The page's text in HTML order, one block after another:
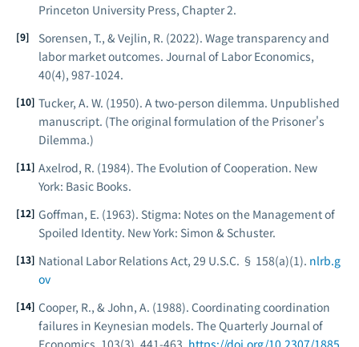
Princeton University Press, Chapter 2.
Sorensen, T., & Vejlin, R. (2022). Wage transparency and
labor market outcomes. Journal of Labor Economics,
40(4), 987-1024.
Tucker, A. W. (1950). A two-person dilemma. Unpublished
manuscript. (The original formulation of the Prisoner's
Dilemma.)
Axelrod, R. (1984). The Evolution of Cooperation. New
York: Basic Books.
Goffman, E. (1963). Stigma: Notes on the Management of
Spoiled Identity. New York: Simon & Schuster.
National Labor Relations Act, 29 U.S.C. § 158(a)(1). nlrb.g
ov
Cooper, R., & John, A. (1988). Coordinating coordination
failures in Keynesian models. The Quarterly Journal of
Economics , 103(3), 441-463. https://doi.org/10.2307/1885